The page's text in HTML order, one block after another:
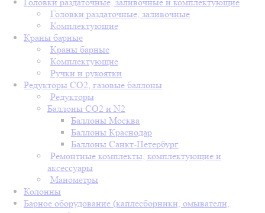
Головки раздаточные, заливочные
Комплектующие
Краны барные
Краны барные
Комплектующие
Ручки и рукоятки
Редукторы СО2, газовые баллоны
Редукторы
Баллоны СО2 и N2
Баллоны Москва
Баллоны Краснодар
Баллоны Санкт-Петербург
Ремонтные комплекты, комплектующие и
аксессуары
Манометры
Колонны
Барное оборудование (каплесборники, омыватели,